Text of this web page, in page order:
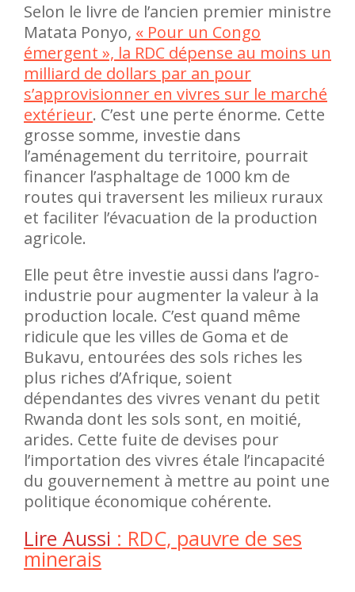
Selon le livre de l’ancien premier ministre
Matata Ponyo, « Pour un Congo
émergent », la RDC dépense au moins un
milliard de dollars par an pour
s’approvisionner en vivres sur le marché
extérieur. C’est une perte énorme. Cette
grosse somme, investie dans
l’aménagement du territoire, pourrait
financer l’asphaltage de 1000 km de
routes qui traversent les milieux ruraux
et faciliter l’évacuation de la production
agricole.
Elle peut être investie aussi dans l’agro-
industrie pour augmenter la valeur à la
production locale. C’est quand même
ridicule que les villes de Goma et de
Bukavu, entourées des sols riches les
plus riches d’Afrique, soient
dépendantes des vivres venant du petit
Rwanda dont les sols sont, en moitié,
arides. Cette fuite de devises pour
l’importation des vivres étale l’incapacité
du gouvernement à mettre au point une
politique économique cohérente.
Lire Aussi : RDC, pauvre de ses
minerais